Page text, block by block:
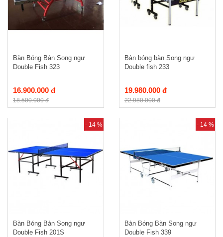
Bàn Bóng Bàn Song ngư
Double Fish 323
16.900.000 đ
18.500.000 đ
Bàn bóng bàn Song ngư
Double fish 233
19.980.000 đ
22.980.000 đ
- 14 %
Bàn Bóng Bàn Song ngư
Double Fish 201S
- 14 %
Bàn Bóng Bàn Song ngư
Double Fish 339